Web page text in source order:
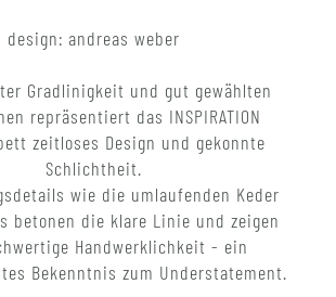
design: andreas weber
Gradlinigkeit und gut gewählten
repräsentiert das INSPIRATION
zeitloses Design und gekonnte
Schlichtheit.
wie die umlaufenden Keder
betonen die klare Linie und zeigen
Handwerklichkeit - ein
Bekenntnis zum Understatement.